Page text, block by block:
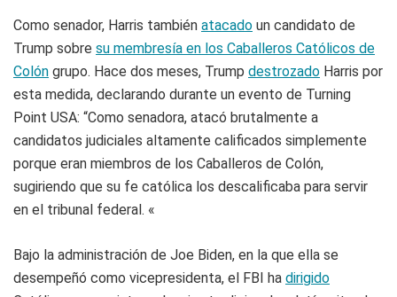
Como senador, Harris también atacado un candidato de
Trump sobre su membresía en los Caballeros Católicos de
Colón grupo. Hace dos meses, Trump destrozado Harris por
esta medida, declarando durante un evento de Turning
Point USA: “Como senadora, atacó brutalmente a
candidatos judiciales altamente calificados simplemente
porque eran miembros de los Caballeros de Colón,
sugiriendo que su fe católica los descalificaba para servir
en el tribunal federal. «
Bajo la administración de Joe Biden, en la que ella se
desempeñó como vicepresidenta, el FBI ha dirigido